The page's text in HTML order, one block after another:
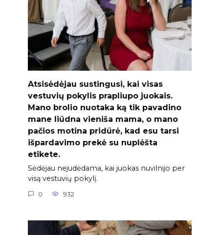
Atsisėdėjau sustingusi, kai visas
vestuvių pokylis prapliupo juokais.
Mano brolio nuotaka ką tik pavadino
mane liūdna vieniša mama, o mano
pačios motina pridūrė, kad esu tarsi
išpardavimo prekė su nuplėšta
etikete.
Sėdėjau nejudėdama, kai juokas nuvilnijo per
visą vestuvių pokylį.
0 932